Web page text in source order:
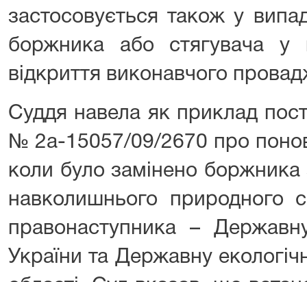
застосовується також у
боржника або стягувача у
відкриття виконавчого
Суддя навела як приклад
№ 2а-15057/09/2670 про
коли було замінено боржника
навколишнього природного
правонаступника –
України та Державну